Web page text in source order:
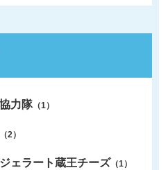
力隊（1）
（2）
ェラート蔵王チーズ （1）